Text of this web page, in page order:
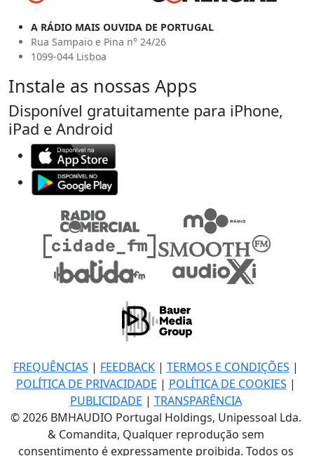
A RÁDIO MAIS OUVIDA DE PORTUGAL
Rua Sampaio e Pina n° 24/26
1099-044 Lisboa
Instale as nossas Apps
Disponível gratuitamente para iPhone,
iPad e Android
FREQUÊNCIAS | FEEDBACK| TERMOS E CONDIÇÕES |
POLÍTICA DE PRIVACIDADE | POLÍTICA DE COOKIES |
PUBLICIDADE | TRANSPARÊNCIA
© 2026 BMHAUDIO Portugal Holdings, Unipessoal Lda.
& Comandita, Qualquer reprodução sem
consentimento é expressamente proibida. Todos os